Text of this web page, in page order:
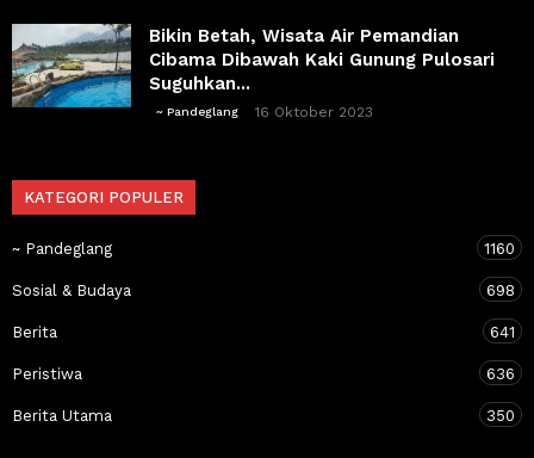
Bikin Betah, Wisata Air Pemandian
Cibama Dibawah Kaki Gunung Pulosari
Suguhkan...
~ Pandeglang 16 Oktober 2023
KATEGORI POPULER
~ Pandeglang 1160
Sosial & Budaya 698
Berita 641
Peristiwa 636
Berita Utama 350